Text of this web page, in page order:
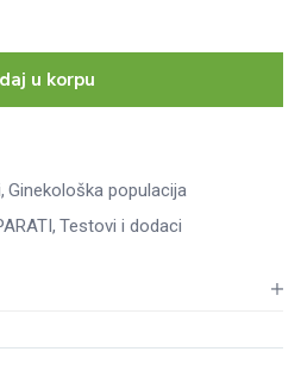
u korpu
Ginekološka populacija
Testovi i dodaci